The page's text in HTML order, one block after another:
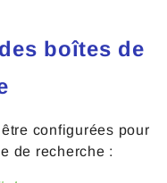
boîtes de
configurées pour
de recherche :